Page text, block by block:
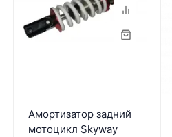
Амортизатор задний
мотоцикл Skyway